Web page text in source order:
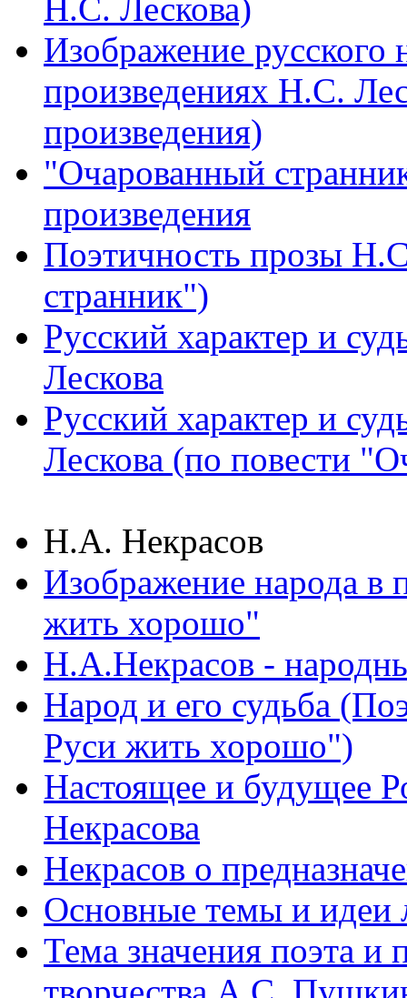
Н.С. Лескова)
Изображение русского
произведениях Н.С.
произведения)
"Очарованный
произведения
Поэтичность прозы
странник")
Русский характер и
Лескова
Русский характер и
Лескова (по повести
Н.А. Некрасов
Изображение народа в
жить хорошо"
Н.А.Некрасов -
Народ и его судьба
Руси жить хорошо")
Настоящее и будущее
Некрасова
Некрасов о
Основные темы и идеи
Тема значения поэта и